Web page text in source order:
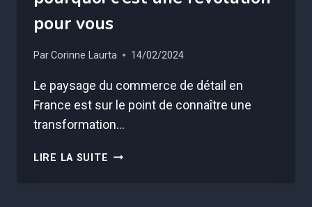
pour vous
ParCorinne Laurta 14/02/2024
Le paysage du commerce de détail en
France est sur le point de connaître une
transformation…
LIRE LA SUITE CARREFOUR